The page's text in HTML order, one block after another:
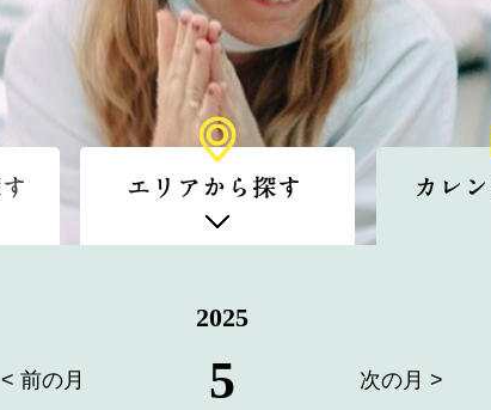
< 前の月
2025
5 次の月 >